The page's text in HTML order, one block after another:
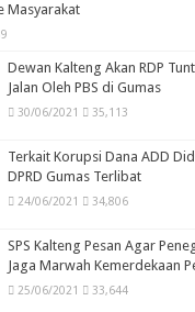
Masyarakat
Dewan Kalteng Akan RDP
Jalan Oleh PBS di Gumas
30/06/2021 35,113
Terkait Korupsi Dana ADD
DPRD Gumas Terlibat
24/06/2021 34,806
SPS Kalteng Pesan Agar
Jaga Marwah Kemerdekaan
25/06/2021 33,644